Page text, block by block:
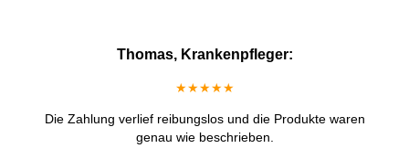
Thomas, Krankenpfleger:
★★★★★
Die Zahlung verlief reibungslos und die Produkte waren
genau wie beschrieben.